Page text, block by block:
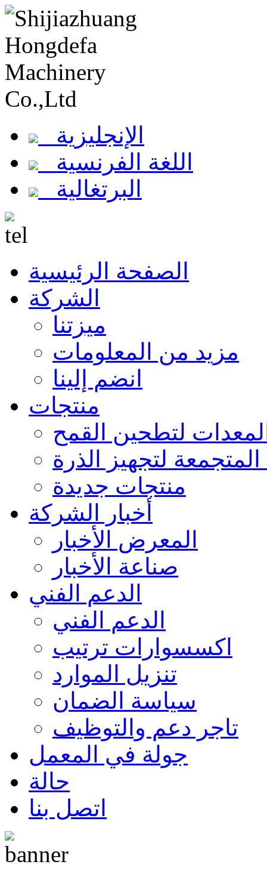
الإنجليزية
اللغة الفرنسية
البرتغالية
الصفحة الرئيسية
الشركة
ميزتنا
مزيد من المعلومات
انضم إلينا
منتجات
لتطحين القمح
لتجهيز الذرة
منتجات جديدة
أخبار الشركة
المعرض الأخبار
صناعة الأخبار
الدعم الفني
الدعم الفني
اكسسوارات ترتيب
تنزيل الموارد
سياسة الضمان
تاجر دعم والتوظيف
جولة في المعمل
حالة
اتصل بنا